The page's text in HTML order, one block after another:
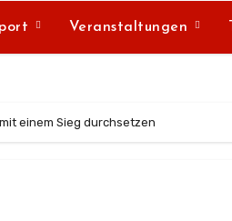
Veranstaltungen
einem Sieg durchsetzen